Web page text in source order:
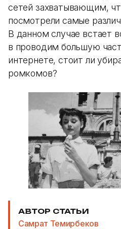
сетей захватывающим,
посмотрели самые
В данном случае встает
в проводим большую
интернете, стоит ли
ромкомов?
АВТОР СТАТЬИ
Самрат Темирбеков